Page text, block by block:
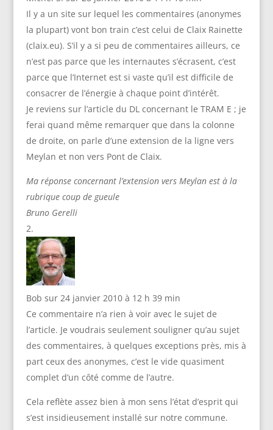
Il y a un site sur lequel les commentaires (anonymes
la plupart) vont bon train c’est celui de Claix Rainette
(claix.eu). S’il y a si peu de commentaires ailleurs, ce
n’est pas parce que les internautes s’écrasent, c’est
parce que l’Internet est si vaste qu’il est difficile de
consacrer de l’énergie à chaque point d’intérêt.
Je reviens sur l’article du DL concernant le TRAM E ; je
ferai quand même remarquer que dans la colonne
de droite, on parle d’une extension de la ligne vers
Meylan et non vers Pont de Claix.
Ma réponse concernant l’extension vers Meylan est à la
rubrique coup de gueule
Bruno Gerelli
Bob sur 24 janvier 2010 à 12 h 39 min
Ce commentaire n’a rien à voir avec le sujet de
l’article. Je voudrais seulement souligner qu’au sujet
des commentaires, à quelques exceptions près, mis à
part ceux des anonymes, c’est le vide quasiment
complet d’un côté comme de l’autre.
Cela reflète assez bien à mon sens l’état d’esprit qui
s’est insidieusement installé sur notre commune.